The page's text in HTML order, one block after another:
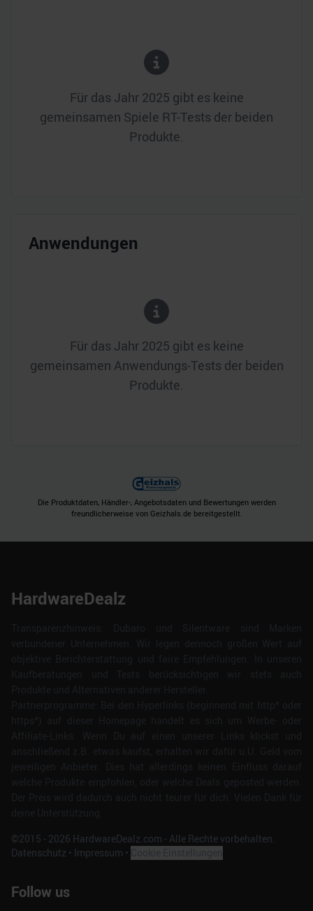
Für das Jahr 2025 gibt es keine
gemeinsamen Spiele RT-Tests der beiden
Produkte.
Anwendungen
Für das Jahr 2025 gibt es keine
gemeinsamen Anwendungs-Tests der beiden
Produkte.
Die Produktdaten, Händler-, Angebotsdaten und Bewertungen werden
freundlicherweise von Geizhals.de bereitgestellt.
HardwareDealz
©2015 - 2026 HardwareDealz.com - Alle Rechte vorbehalten.
Datenschutz • Impressum •
Follow us